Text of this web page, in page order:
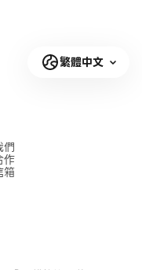
繁體中文
們
作
箱